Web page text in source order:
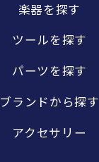
楽器を探す
ツールを探す
パーツを探す
ブランドから探す
アクセサリー